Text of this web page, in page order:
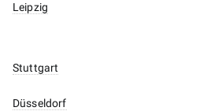
Leipzig
Stuttgart
Düsseldorf